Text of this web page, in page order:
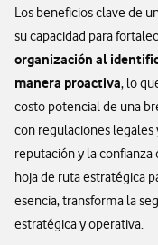
Los beneficios clave de
su capacidad para
organización al
manera proactiva, lo
costo potencial de una
con regulaciones legales
reputación y la confianza
hoja de ruta estratégica
esencia, transforma la
estratégica y operativa.